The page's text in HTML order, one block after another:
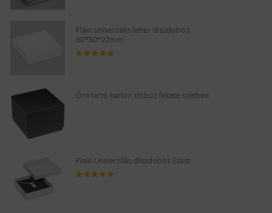
Plain univerzális fehér díszdoboz
80*80*22mm
Óra tartó karton doboz fekete színben
Plain Univerzális díszdoboz Ezüst